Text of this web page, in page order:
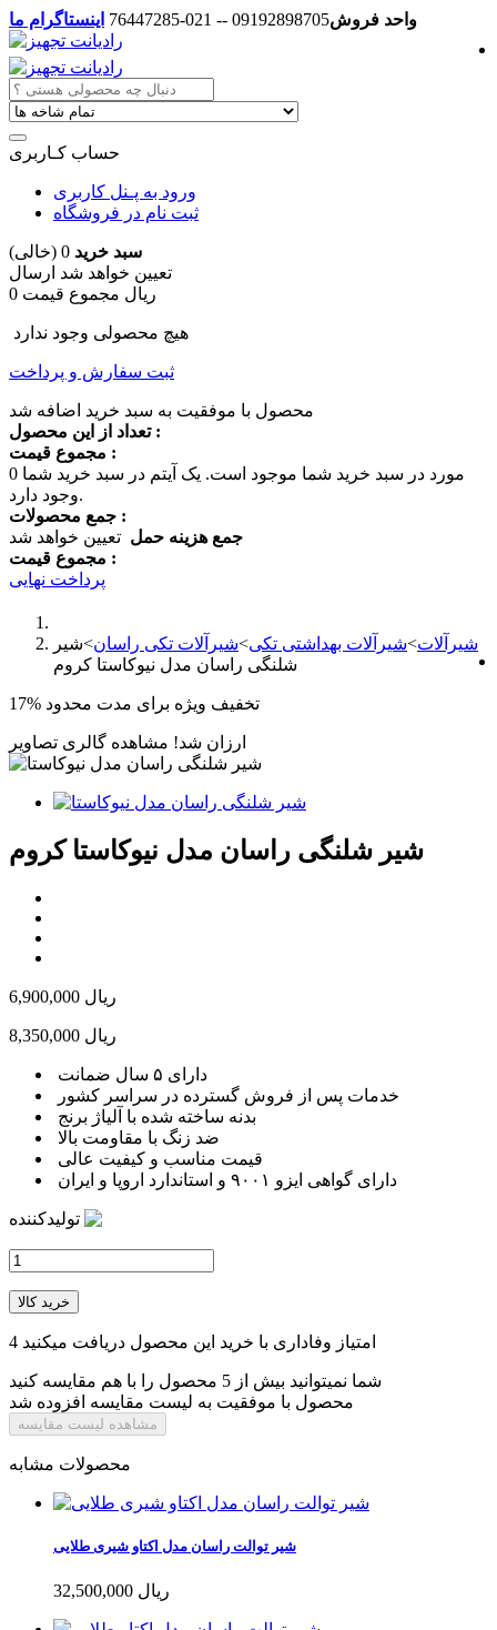
واحد فروش09192898705 -- 021-76447285 اینستاگرام ما
حساب کـاربری
ورود به پـنل کاربری
ثبت نام در فروشگاه
سبد خرید 0 (خالی)
تعیین خواهد شد ارسال
0 ریال مجموع قیمت
هیچ محصولی وجود ندارد
ثبت سفارش و پرداخت
محصول با موفقیت به سبد خرید اضافه شد
تعداد از این محصول :
مجموع قیمت :
0
مورد در سبد خرید شما موجود است. یک آیتم در سبد خرید شما
وجود دارد.
جمع محصولات :
جمع هزینه حمل تعیین خواهد شد
مجموع قیمت :
پرداخت نهایی
شیرآلات>شیرآلات بهداشتی تکی>شیرآلات تکی راسان>شیر
شلنگی راسان مدل نیوکاستا کروم
17% تخفیف ویژه برای مدت محدود
ارزان شد! مشاهده گالری تصاویر
شیر شلنگی راسان مدل نیوکاستا کروم
6,900,000 ریال
8,350,000 ریال
دارای ۵ سال ضمانت
خدمات پس از فروش گسترده در سراسر کشور
بدنه ساخته شده با آلیاژ برنج
ضد زنگ با مقاومت بالا
قیمت مناسب و کیفیت عالی
دارای گواهی ایزو ۹۰۰۱ و استاندارد اروپا و ایران
تولیدکننده
خرید کالا
4 امتیاز وفاداری با خرید این محصول دریافت میکنید
شما نمیتوانید بیش از 5 محصول را با هم مقایسه کنید
محصول با موفقیت به لیست مقایسه افزوده شد
مشاهده لیست مقایسه
محصولات مشابه
شیر توالت راسان مدل اکتاو شیری طلایی
32,500,000 ریال